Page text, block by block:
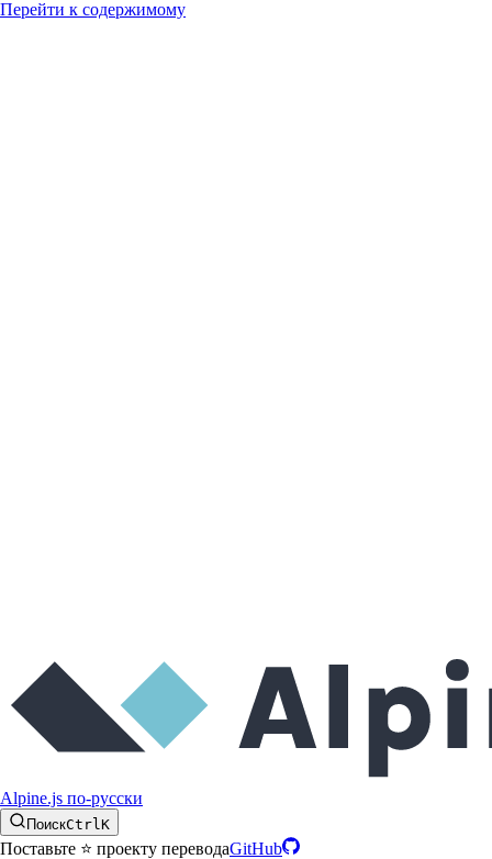
Перейти к содержимому
Alpine.js по-русски
ПоискCtrlK
Поставьте ⭐️ проекту переводаGitHub